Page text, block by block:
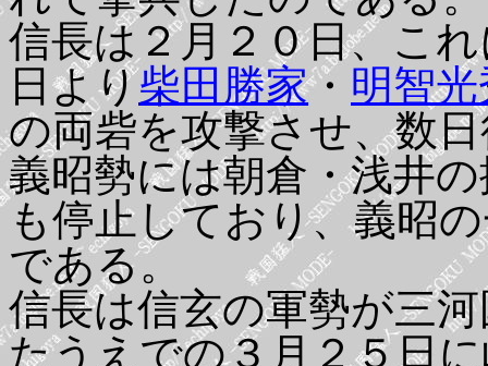
信長は２月２０日、こ
日より柴田勝家・ 明智
の両砦を攻撃させ、数
義昭勢には朝倉・浅井
も停止しており、義昭
である。
信長は信玄の軍勢が三
たうえでの３月２５日